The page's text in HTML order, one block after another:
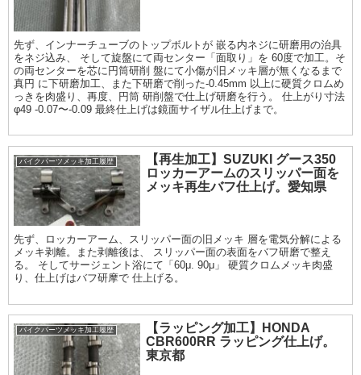
先ず、インナーチューブのトップボルトが 嵌る内ネジに研磨用の治具
をネジ込み、 そして旋盤にて両センター「面取り」を 60度で加工。そ
の両センターを芯に円筒研削 盤にて小傷が旧メッキ層が無くなるまで
真円 に下研磨加工、また下研磨で削った-0.45mm 以上に硬質クロムめ
っきを肉盛り、再度、円筒 研削盤で仕上げ研磨を行う。 仕上がり寸法
φ49 -0.07〜-0.09 最終仕上げは鏡面サイザル仕上げまで。
バイクパーツメッキ加工履歴
【再生加工】SUZUKI グース350
ロッカーアームのスリッパー面を
メッキ再生バフ仕上げ。愛知県
先ず、ロッカーアーム、スリッパー面の旧メッキ 層を電気分解による
メッキ剥離。また剥離後は、 スリッパー面の表面をバフ研磨で整え
る。 そしてサージェント浴にて「60μ. 90μ」 硬質クロムメッキ肉盛
り、仕上げはバフ研摩で 仕上げる。
バイクパーツメッキ加工履歴
【ラッピング加工】HONDA
CBR600RR ラッピング仕上げ。
東京都